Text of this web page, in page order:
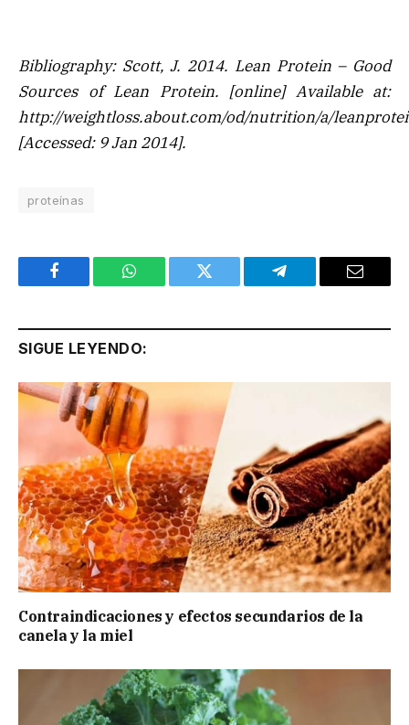
Bibliography: Scott, J. 2014. Lean Protein – Good
Sources of Lean Protein. [online] Available at:
http://weightloss.about.com/od/nutrition/a/
[Accessed: 9 Jan 2014].
proteínas
Facebook WhatsApp Twitter Telegram Email
SIGUE LEYENDO:
Contraindicaciones y efectos secundarios de la
canela y la miel